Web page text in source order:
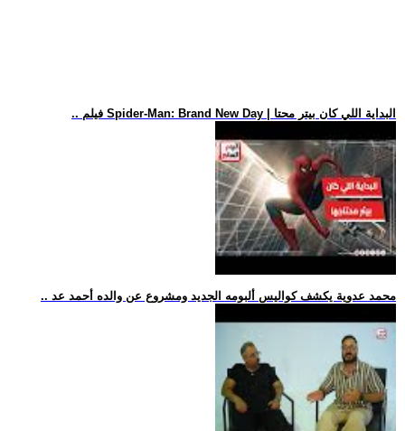
.. فيلم Spider-Man: Brand New Day | البداية اللي كان بيتر محتا
.. محمد عدوية يكشف كواليس ألبومه الجديد ومشروع عن والده أحمد عد